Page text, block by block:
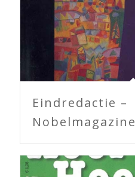
Eindredactie –
Nobelmagazine